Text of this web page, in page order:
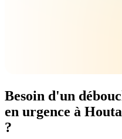
Besoin d'un
en urgence à
?